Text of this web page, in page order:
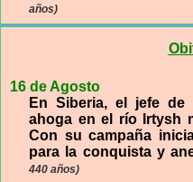
años)
16 de Agosto
En Siberia, el jefe de
ahoga en el río Irtysh
Con su campaña
para la conquista y
440 años)